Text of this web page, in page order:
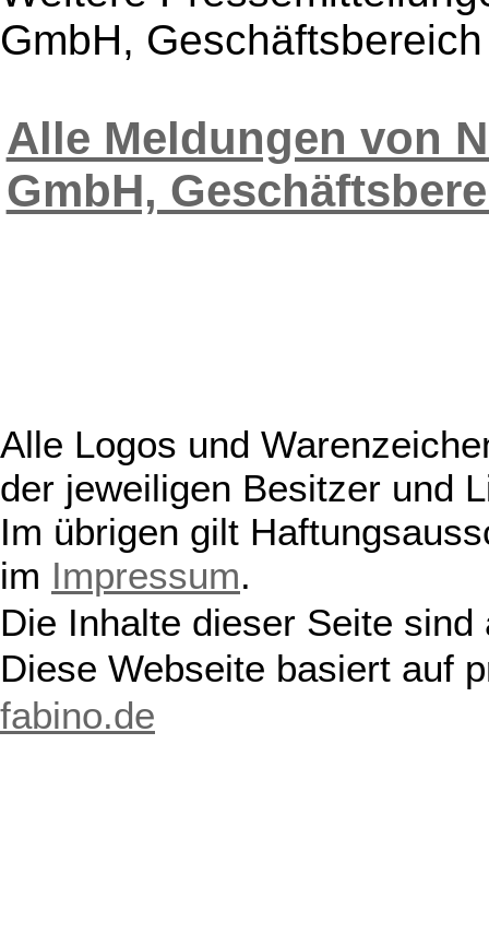
GmbH,
Alle Meldungen von
GmbH,
Alle Logos und
der jeweiligen Besitzer und
Im übrigen gilt
im Impressum.
Die Inhalte dieser Seite
Diese Webseite basiert auf
fabino.de